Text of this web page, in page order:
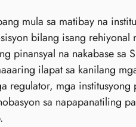
mula sa matibay na
bilang isang rehiyonal
pinansyal na nakabase sa
ilapat sa kanilang
regulator, mga institusyong
sa napapanatiling